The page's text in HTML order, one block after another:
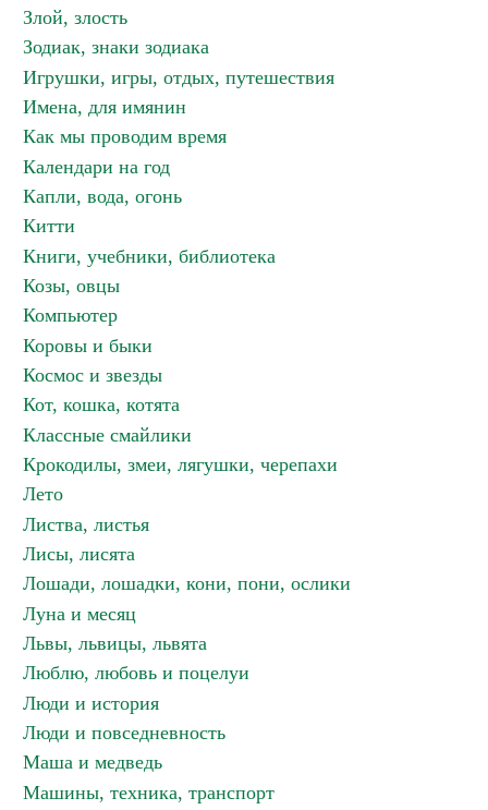
Злой, злость
Зодиак, знаки зодиака
Игрушки, игры, отдых, путешествия
Имена, для имянин
Как мы проводим время
Календари на год
Капли, вода, огонь
Китти
Книги, учебники, библиотека
Козы, овцы
Компьютер
Коровы и быки
Космос и звезды
Кот, кошка, котята
Классные смайлики
Крокодилы, змеи, лягушки, черепахи
Лето
Листва, листья
Лисы, лисята
Лошади, лошадки, кони, пони, ослики
Луна и месяц
Львы, львицы, львята
Люблю, любовь и поцелуи
Люди и история
Люди и повседневность
Маша и медведь
Машины, техника, транспорт